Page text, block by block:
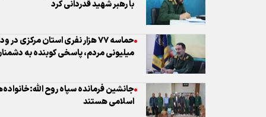
جانشین فرمانده سپاه روح
سردار عمومهدی
تقدیر فرمانده کل انتظامی از خانواده